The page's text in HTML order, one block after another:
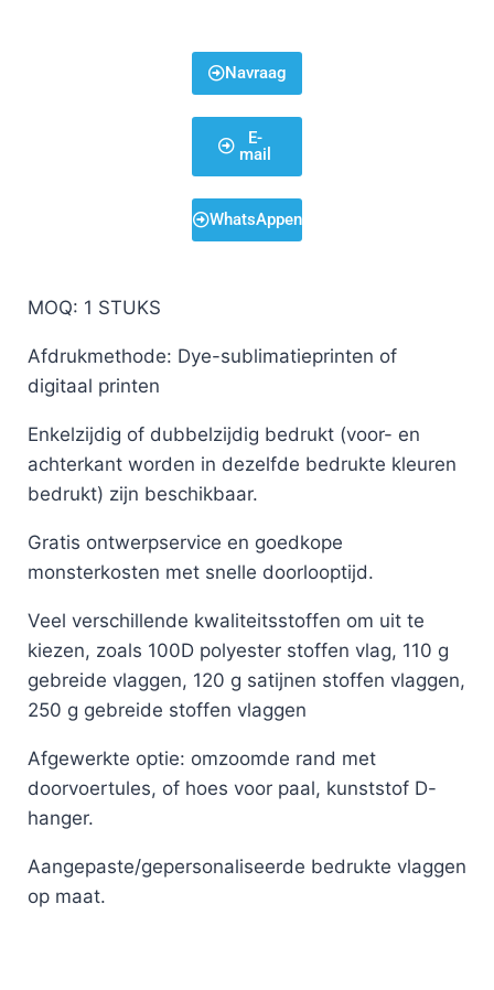
Navraag
E-
mail
WhatsAppen
MOQ: 1 STUKS
Afdrukmethode: Dye-sublimatieprinten of
digitaal printen
Enkelzijdig of dubbelzijdig bedrukt (voor- en
achterkant worden in dezelfde bedrukte kleuren
bedrukt) zijn beschikbaar.
Gratis ontwerpservice en goedkope
monsterkosten met snelle doorlooptijd.
Veel verschillende kwaliteitsstoffen om uit te
kiezen, zoals 100D polyester stoffen vlag, 110 g
gebreide vlaggen, 120 g satijnen stoffen vlaggen,
250 g gebreide stoffen vlaggen
Afgewerkte optie: omzoomde rand met
doorvoertules, of hoes voor paal, kunststof D-
hanger.
Aangepaste/gepersonaliseerde bedrukte vlaggen
op maat.